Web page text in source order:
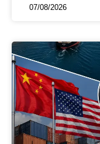
07/08/2026